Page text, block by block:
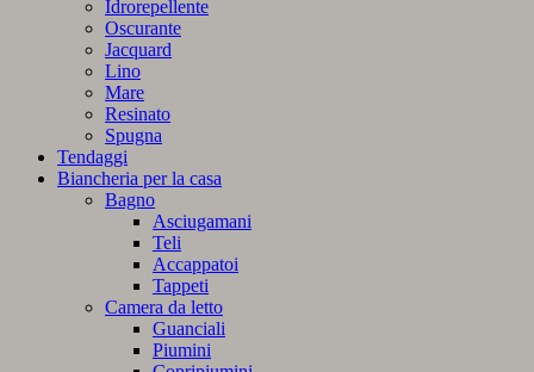
Idrorepellente
Oscurante
Jacquard
Lino
Mare
Resinato
Spugna
Tendaggi
Biancheria per la casa
Bagno
Asciugamani
Teli
Accappatoi
Tappeti
Camera da letto
Guanciali
Piumini